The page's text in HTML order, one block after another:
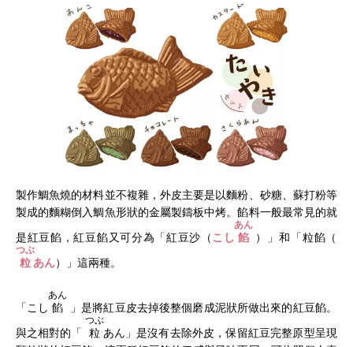
製作鯛魚燒的材料並不複雜，外皮主要是以麵粉、砂糖、蘇打粉等
製成的麵糊倒入鯛魚形狀的金屬製鑄板中烤。餡料一般最常見的就
是紅豆餡，紅豆餡又可分為「紅豆沙（こし 餡
あん
）」和「粒餡（
粒
つぶ
あん） 」這兩種。
「こし 餡
あん
」是將紅豆皮去掉後整個磨成泥狀所做出來的紅豆餡。
與之相對的「 粒
つぶ
あん」 是沒有去除外皮，保留紅豆完整原型呈現